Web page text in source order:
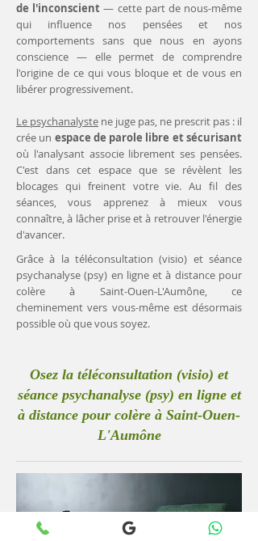
de l'inconscient— cette part de nous-même
qui influence nos pensées et nos
comportements sans que nous en ayons
conscience — elle permet de comprendre
l'origine de ce qui vous bloque et de vous en
libérer progressivement.
Le psychanalyste ne juge pas, ne prescrit pas : il
crée un espace de parole libre et sécurisant
où l'analysant associe librement ses pensées.
C'est dans cet espace que se révèlent les
blocages qui freinent votre vie. Au fil des
séances, vous apprenez à mieux vous
connaître, à lâcher prise et à retrouver l'énergie
d'avancer.
Grâce à la téléconsultation (visio) et séance
psychanalyse (psy) en ligne et à distance pour
colère à Saint-Ouen-L'Aumône, ce
cheminement vers vous-même est désormais
possible où que vous soyez.
Osez la téléconsultation (visio) et
séance psychanalyse (psy) en ligne et
à distance pour colère à Saint-Ouen-
L'Aumône